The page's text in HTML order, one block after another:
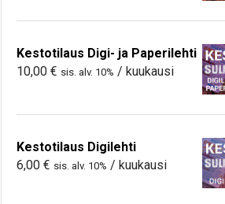
Kestotilaus Digi- ja Paperilehti
10,00 € sis. alv. 10% / kuukausi
Kestotilaus Digilehti
6,00 € sis. alv. 10% / kuukausi